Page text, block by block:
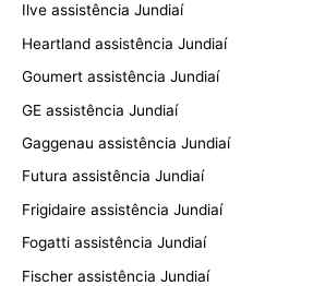
Ilve assistência Jundiaí
Heartland assistência Jundiaí
Goumert assistência Jundiaí
GE assistência Jundiaí
Gaggenau assistência Jundiaí
Futura assistência Jundiaí
Frigidaire assistência Jundiaí
Fogatti assistência Jundiaí
Fischer assistência Jundiaí